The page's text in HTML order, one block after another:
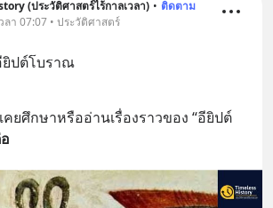
(ประวัติศาสตร์ไร้กาลเวลา) • ติดตาม
ลา 07:07 • ประวัติศาสตร์
ยิปต์โบราณ
ยศึกษาหรืออ่านเรื่องราวของ “อียิปต์